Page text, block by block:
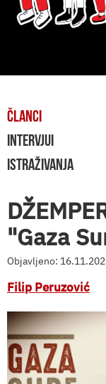
ČLANCI
INTERVJUI
ISTRAŽIVANJA
"Gaza
Objavljeno:
Filip Peruzović